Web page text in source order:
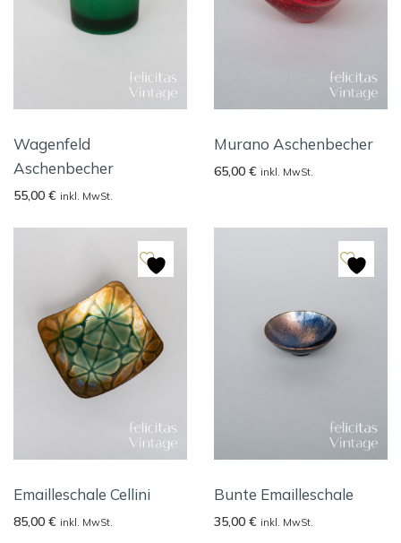
Wagenfeld
Aschenbecher
55,00 € inkl. MwSt.
Murano Aschenbecher
65,00 € inkl. MwSt.
Emailleschale Cellini
85,00 € inkl. MwSt.
Bunte Emailleschale
35,00 € inkl. MwSt.